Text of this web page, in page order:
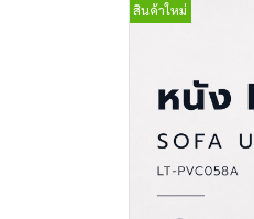
สินค้าใหม่